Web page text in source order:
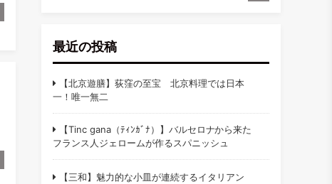
最近の投稿
【北京遊膳】荻窪の至宝 北京料理では日本
一！唯一無二
【Tinc gana（ﾃｨﾝｶﾞﾅ）】バルセロナから来た
フランス人ジェロームが作るスパニッシュ
【三和】魅力的な小皿が連続するイタリアン